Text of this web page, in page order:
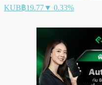
KUB฿19.77▼ 0.33%